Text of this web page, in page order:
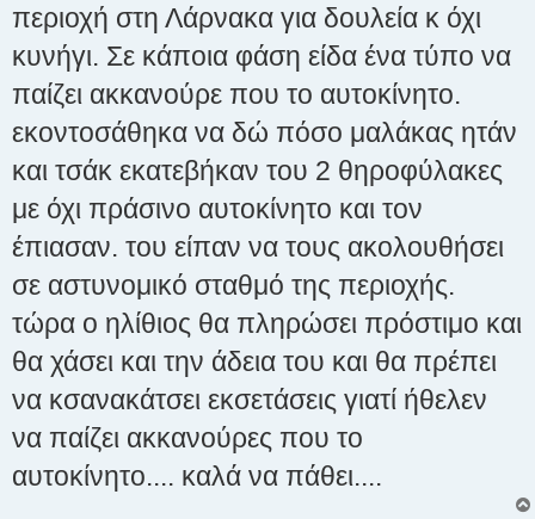
περιοχή στη Λάρνακα για δουλεία κ όχι
κυνήγι. Σε κάποια φάση είδα ένα τύπο να
παίζει ακκανούρε που το αυτοκίνητο.
εκοντοσάθηκα να δώ πόσο μαλάκας ητάν
και τσάκ εκατεβήκαν του 2 θηροφύλακες
με όχι πράσινο αυτοκίνητο και τον
έπιασαν. του είπαν να τους ακολουθήσει
σε αστυνομικό σταθμό της περιοχής.
τώρα ο ηλίθιος θα πληρώσει πρόστιμο και
θα χάσει και την άδεια του και θα πρέπει
να κσανακάτσει εκσετάσεις γιατί ήθελεν
να παίζει ακκανούρες που το
αυτοκίνητο.... καλά να πάθει....